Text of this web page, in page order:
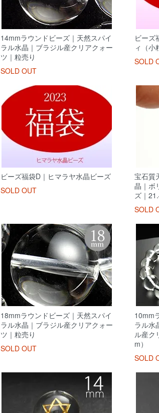
14mmラウンドビーズ｜天然スパイ
ラル水晶｜ブラジル産クリアクォー
ツ｜粒売り
SOLD OUT
ビーズ
ィ（小
SOLD
ビーズ福袋D｜ヒマラヤ水晶ビーズ
SOLD OUT
宝石質
晶｜ボ
ズ｜
SOLD
18mmラウンドビーズ｜天然スパイ
ラル水晶｜ブラジル産クリアクォー
ツ｜粒売り
SOLD OUT
10mm
ラル水
ル産ク
m）
SOLD